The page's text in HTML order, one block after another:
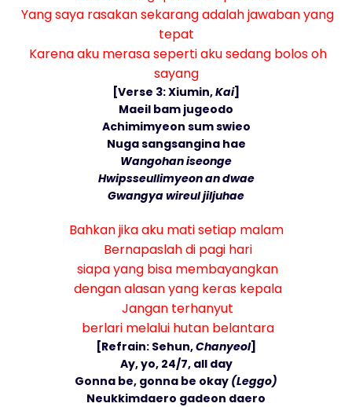
Yang saya rasakan sekarang adalah jawaban yang
tepat
Karena aku merasa seperti aku sedang bolos oh
sayang
[Verse 3: Xiumin,Kai]
Maeil bam jugeodo
Achimimyeon sum swieo
Nuga sangsangina hae
Wangohan iseonge
Hwipsseullimyeon an dwae
Gwangya wireul jiljuhae
Bahkan jika aku mati setiap malam
Bernapaslah di pagi hari
siapa yang bisa membayangkan
dengan alasan yang keras kepala
Jangan terhanyut
berlari melalui hutan belantara
[Refrain: Sehun,Chanyeol]
Ay, yo, 24/7, all day
Gonna be, gonna be okay (Leggo)
Neukkimdaero gadeon daero